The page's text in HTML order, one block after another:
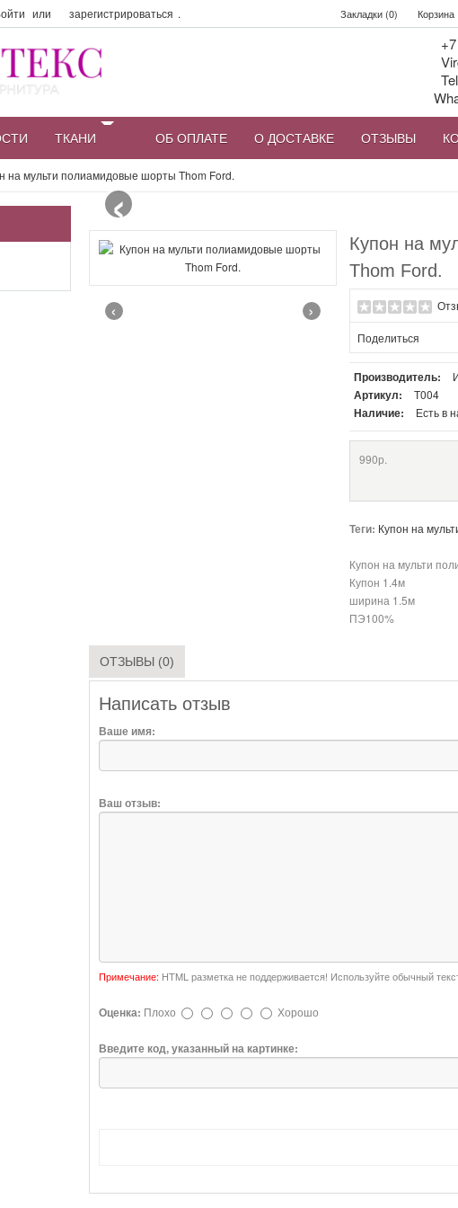
или зарегистрироваться . Закладки (0) Корзина
ТКАНИ ОБ ОПЛАТЕ О ДОСТАВКЕ ОТЗЫВЫ
на мульти полиамидовые шорты Thom Ford.
‹
‹ ›
Купон на
Thom Ford.
Поделиться
Производитель:
Артикул: Т004
Наличие: Есть в
990р.
Теги: Купон на
Купон на мульти
Купон 1.4м
ширина 1.5м
ПЭ100%
ОТЗЫВЫ (0)
Написать отзыв
Ваше имя:
Ваш отзыв:
Примечание: HTML разметка не поддерживается! Используйте обычный
Оценка: Плохо Хорошо
Введите код, указанный на картинке: